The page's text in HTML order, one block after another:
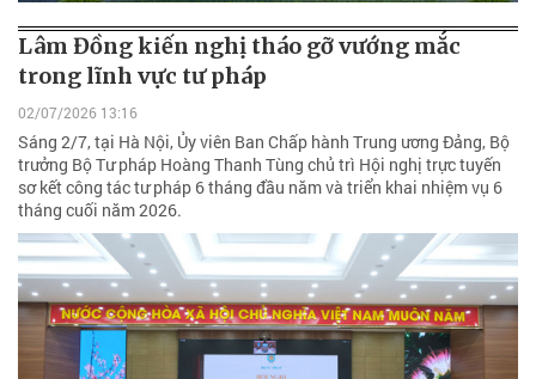
Lâm Đồng kiến nghị tháo gỡ vướng mắc
trong lĩnh vực tư pháp
02/07/2026 13:16
Sáng 2/7, tại Hà Nội, Ủy viên Ban Chấp hành Trung ương Đảng, Bộ
trưởng Bộ Tư pháp Hoàng Thanh Tùng chủ trì Hội nghị trực tuyến
sơ kết công tác tư pháp 6 tháng đầu năm và triển khai nhiệm vụ 6
tháng cuối năm 2026.